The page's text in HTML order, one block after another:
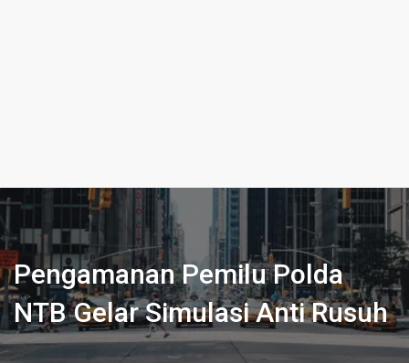
Pengamanan Pemilu Polda
NTB Gelar Simulasi Anti Rusuh